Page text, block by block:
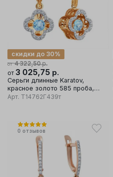
от 4 322,50р.
скидки до 30%
от 3 025,75 р.
Серьги длинные Karatov,
красное золото 585 проба,
вставка топаз
Арт. Т14762Г439т
0 отзывов